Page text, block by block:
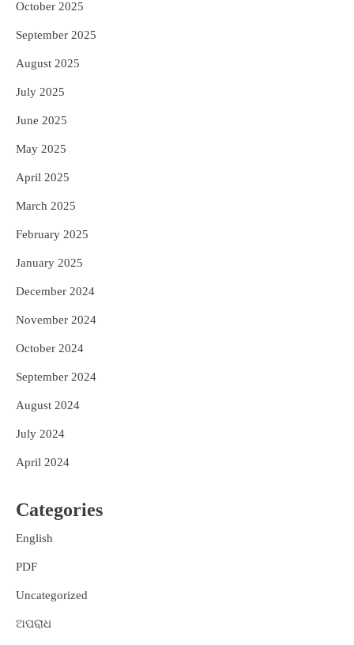
October 2025
September 2025
August 2025
July 2025
June 2025
May 2025
April 2025
March 2025
February 2025
January 2025
December 2024
November 2024
October 2024
September 2024
August 2024
July 2024
April 2024
Categories
English
PDF
Uncategorized
ଅପରାଧ